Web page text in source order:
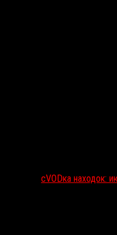
сVODка находок: